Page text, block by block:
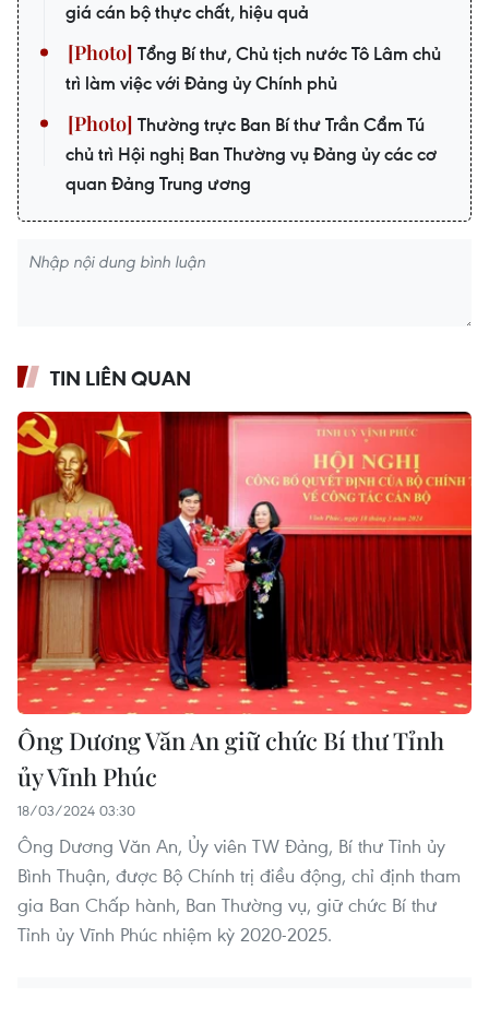
giá cán bộ thực chất, hiệu quả
Tổng Bí thư, Chủ tịch nước Tô Lâm chủ
trì làm việc với Đảng ủy Chính phủ
Thường trực Ban Bí thư Trần Cẩm Tú
chủ trì Hội nghị Ban Thường vụ Đảng ủy các cơ
quan Đảng Trung ương
TIN LIÊN QUAN
Ông Dương Văn An giữ chức Bí thư Tỉnh
ủy Vĩnh Phúc
18/03/2024 03:30
Ông Dương Văn An, Ủy viên TW Đảng, Bí thư Tỉnh ủy
Bình Thuận, được Bộ Chính trị điều động, chỉ định tham
gia Ban Chấp hành, Ban Thường vụ, giữ chức Bí thư
Tỉnh ủy Vĩnh Phúc nhiệm kỳ 2020-2025.